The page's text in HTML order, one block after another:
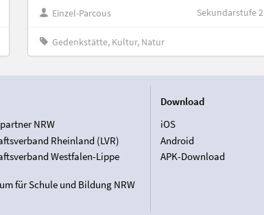
Einzel-Parcous Sekundarstufe 2
Gedenkstätte, Kultur, Natur
NRW
Rheinland (LVR)
Westfalen-Lippe
für Schule und Bildung NRW
Download
iOS
Android
APK-Download